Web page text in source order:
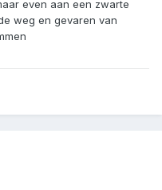
even aan een zwarte
weg en gevaren van